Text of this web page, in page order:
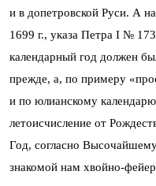
и в допетровской Руси. А
1699 г., указа Петра I №
календарный год должен
прежде, а, по примеру
и по юлианскому
летоисчисление от
Год, согласно
знакомой нам хвойно-